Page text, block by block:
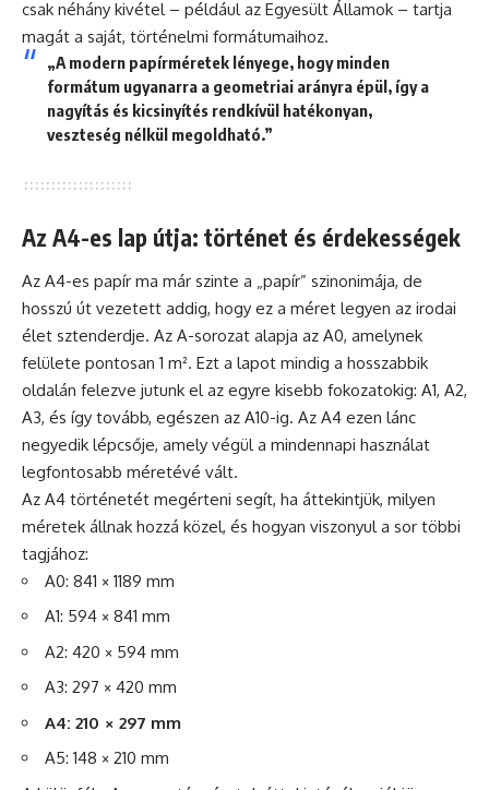
csak néhány kivétel – például az Egyesült Államok – tartja
magát a saját, történelmi formátumaihoz.
„A modern papírméretek lényege, hogy minden
formátum ugyanarra a geometriai arányra épül, így a
nagyítás és kicsinyítés rendkívül hatékonyan,
veszteség nélkül megoldható.”
Az A4-es lap útja: történet és érdekességek
Az A4-es papír ma már szinte a „papír” szinonimája, de
hosszú út vezetett addig, hogy ez a méret legyen az irodai
élet sztenderdje. Az A-sorozat alapja az A0, amelynek
felülete pontosan 1 m². Ezt a lapot mindig a hosszabbik
oldalán felezve jutunk el az egyre kisebb fokozatokig: A1, A2,
A3, és így tovább, egészen az A10-ig. Az A4 ezen lánc
negyedik lépcsője, amely végül a mindennapi használat
legfontosabb méretévé vált.
Az A4 történetét megérteni segít, ha áttekintjük, milyen
méretek állnak hozzá közel, és hogyan viszonyul a sor többi
tagjához:
A0: 841 × 1189 mm
A1: 594 × 841 mm
A2: 420 × 594 mm
A3: 297 × 420 mm
A4: 210 × 297 mm
A5: 148 × 210 mm